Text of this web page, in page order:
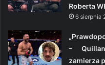
Roberta
6 sierpnia
–
zamierza